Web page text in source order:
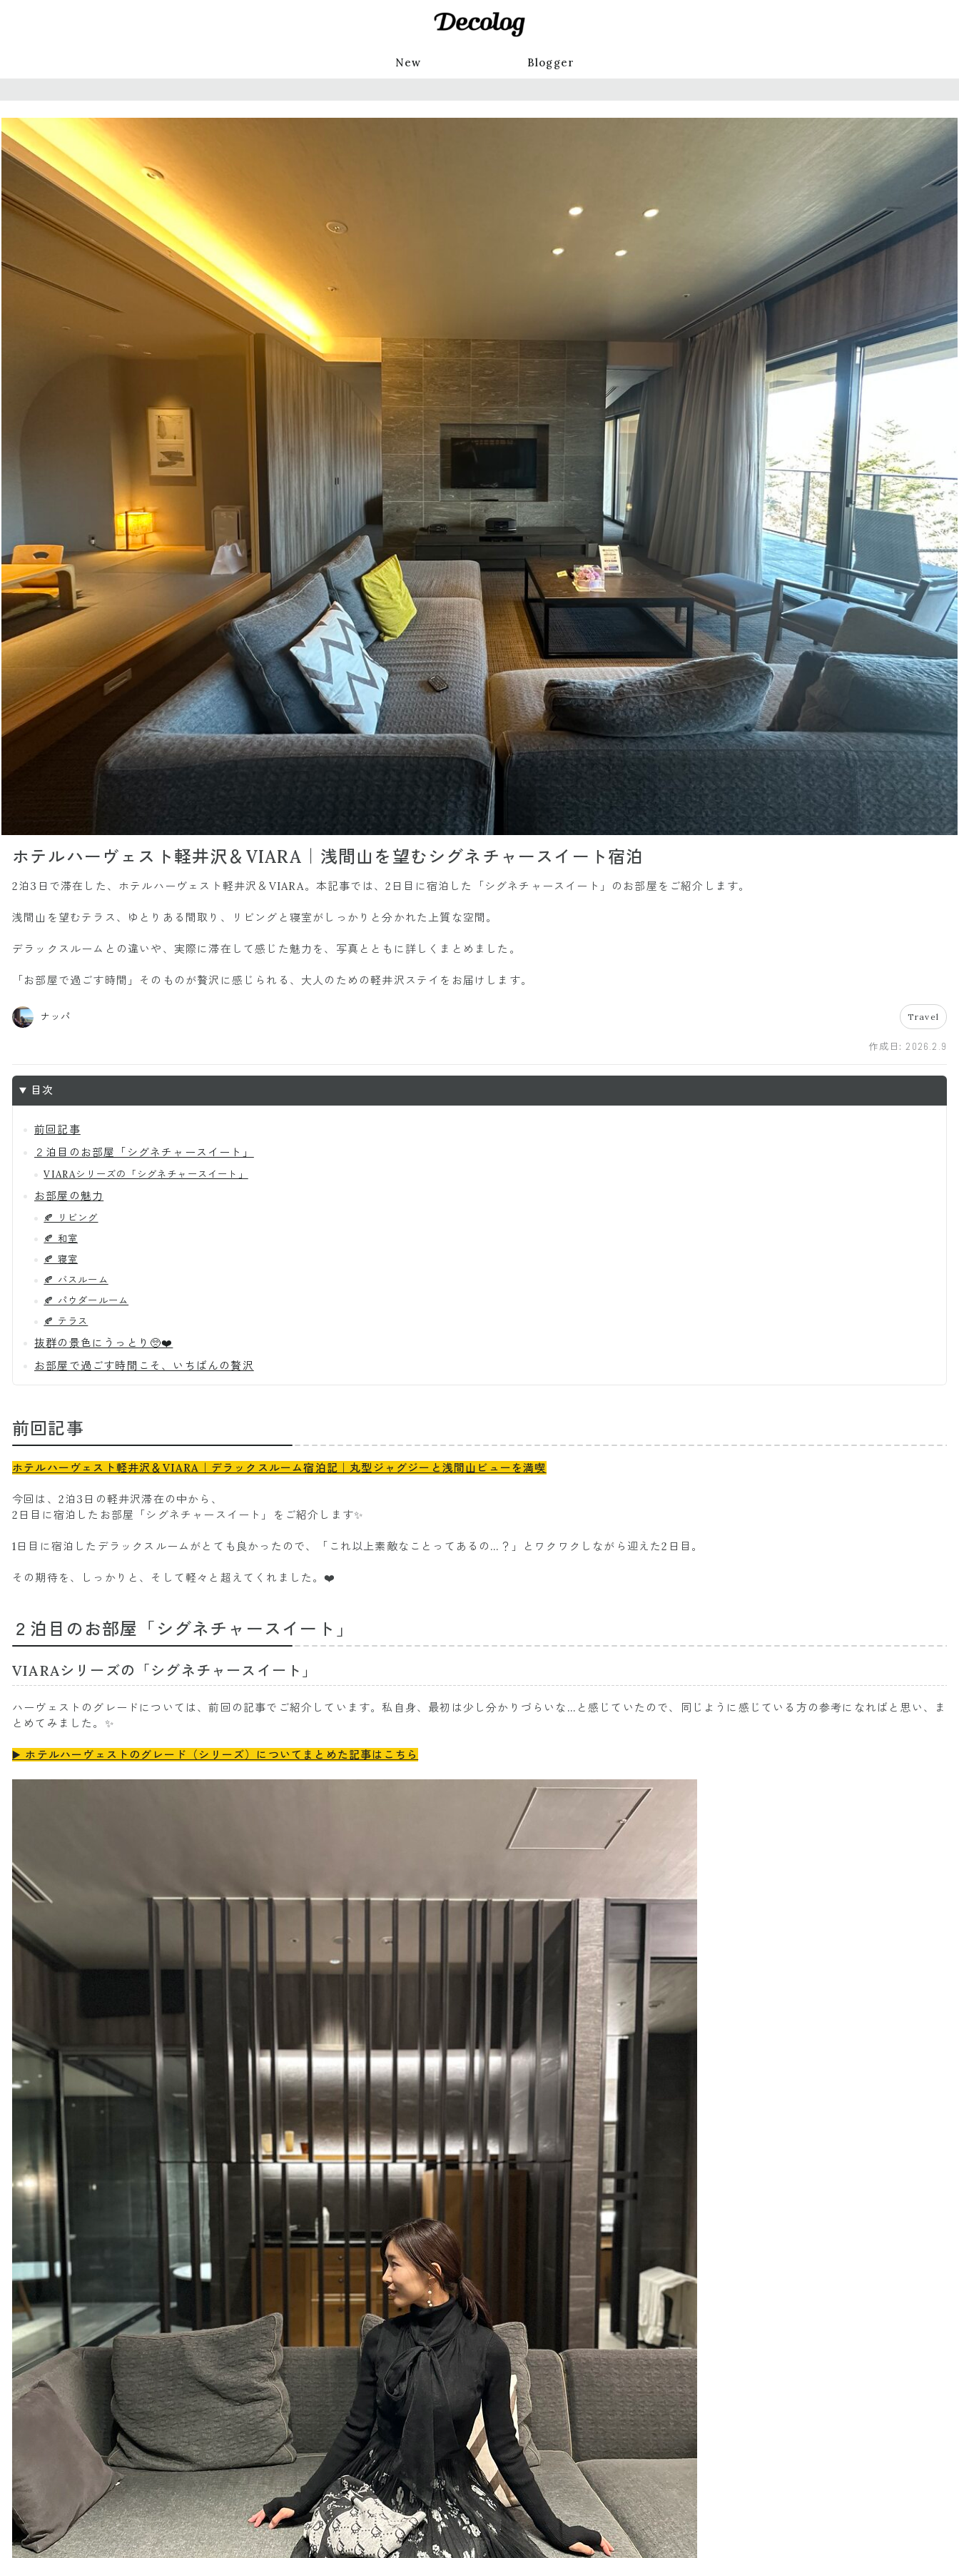
New Blogger
ホテルハーヴェスト軽井沢＆VIARA｜浅間山を望むシグネチャースイート宿泊
2泊3日で滞在した、ホテルハーヴェスト軽井沢＆VIARA。本記事では、2日目に宿泊した「シグネチャースイート」のお部屋をご紹介します。
浅間山を望むテラス、ゆとりある間取り、リビングと寝室がしっかりと分かれた上質な空間。
デラックスルームとの違いや、実際に滞在して感じた魅力を、写真とともに詳しくまとめました。
「お部屋で過ごす時間」そのものが贅沢に感じられる、大人のための軽井沢ステイをお届けします。
ナッパ Travel
作成日:2026.2.9
目次
前回記事
２泊目のお部屋「シグネチャースイート」
VIARAシリーズの「シグネチャースイート」
お部屋の魅力
🍂 リビング
🍂 和室
🍂 寝室
🍂 バスルーム
🍂 パウダールーム
🍂 テラス
抜群の景色にうっとり🥺❤️
お部屋で過ごす時間こそ、いちばんの贅沢
前回記事
ホテルハーヴェスト軽井沢＆VIARA｜デラックスルーム宿泊記｜丸型ジャグジーと浅間山ビューを満喫
今回は、2泊3日の軽井沢滞在の中から、
2日目に宿泊したお部屋「シグネチャースイート」をご紹介します✨
1日目に宿泊したデラックスルームがとても良かったので、「これ以上素敵なことってあるの…？」とワクワクしながら迎えた2日目。
その期待を、しっかりと、そして軽々と超えてくれました。❤️
２泊目のお部屋「シグネチャースイート」
VIARAシリーズの「シグネチャースイート」
ハーヴェストのグレードについては、前回の記事でご紹介しています。私自身、最初は少し分かりづらいな…と感じていたので、同じように感じている方の参考になればと思い、ま
とめてみました。✨
▶️ ホテルハーヴェストのグレード（シリーズ）についてまとめた記事はこちら